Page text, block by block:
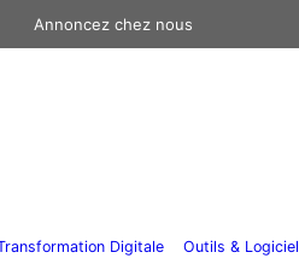
Annoncez chez nous
Digitale Outils &